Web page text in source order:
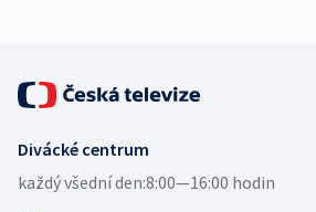
Divácké centrum
každý všední den:8:00—16:00 hodin